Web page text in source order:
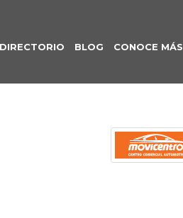
DIRECTORIO BLOG CONOCE MÁS